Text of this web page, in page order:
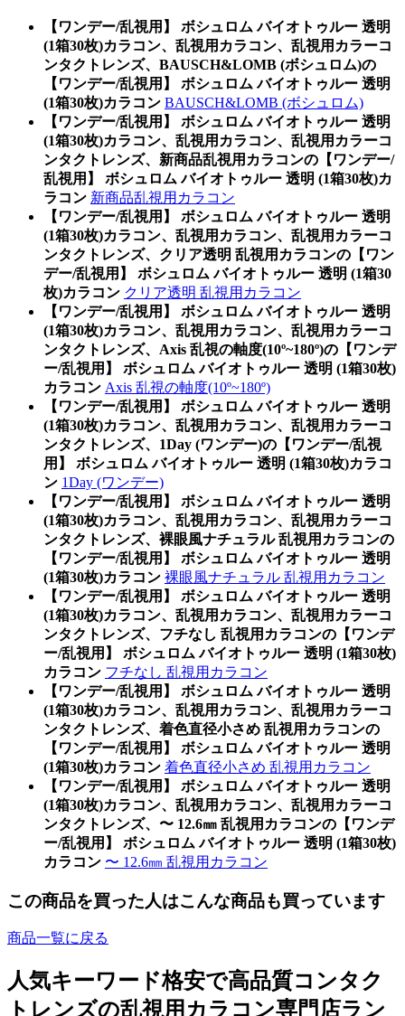
【ワンデー/乱視用】 ボシュロム バイオトゥルー 透明
(1箱30枚)カラコン、乱視用カラコン、乱視用カラーコ
ンタクトレンズ、BAUSCH&LOMB (ボシュロム)の
【ワンデー/乱視用】 ボシュロム バイオトゥルー 透明
(1箱30枚)カラコン BAUSCH&LOMB (ボシュロム)
【ワンデー/乱視用】 ボシュロム バイオトゥルー 透明
(1箱30枚)カラコン、乱視用カラコン、乱視用カラーコ
ンタクトレンズ、新商品乱視用カラコンの【ワンデー/
乱視用】 ボシュロム バイオトゥルー 透明 (1箱30枚)カ
ラコン 新商品乱視用カラコン
【ワンデー/乱視用】 ボシュロム バイオトゥルー 透明
(1箱30枚)カラコン、乱視用カラコン、乱視用カラーコ
ンタクトレンズ、クリア透明 乱視用カラコンの【ワン
デー/乱視用】 ボシュロム バイオトゥルー 透明 (1箱30
枚)カラコン クリア透明 乱視用カラコン
【ワンデー/乱視用】 ボシュロム バイオトゥルー 透明
(1箱30枚)カラコン、乱視用カラコン、乱視用カラーコ
ンタクトレンズ、Axis 乱視の軸度(10º~180º)の【ワンデ
ー/乱視用】 ボシュロム バイオトゥルー 透明 (1箱30枚)
カラコン Axis 乱視の軸度(10º~180º)
【ワンデー/乱視用】 ボシュロム バイオトゥルー 透明
(1箱30枚)カラコン、乱視用カラコン、乱視用カラーコ
ンタクトレンズ、1Day (ワンデー)の【ワンデー/乱視
用】 ボシュロム バイオトゥルー 透明 (1箱30枚)カラコ
ン 1Day (ワンデー)
【ワンデー/乱視用】 ボシュロム バイオトゥルー 透明
(1箱30枚)カラコン、乱視用カラコン、乱視用カラーコ
ンタクトレンズ、裸眼風ナチュラル 乱視用カラコンの
【ワンデー/乱視用】 ボシュロム バイオトゥルー 透明
(1箱30枚)カラコン 裸眼風ナチュラル 乱視用カラコン
【ワンデー/乱視用】 ボシュロム バイオトゥルー 透明
(1箱30枚)カラコン、乱視用カラコン、乱視用カラーコ
ンタクトレンズ、フチなし 乱視用カラコンの【ワンデ
ー/乱視用】 ボシュロム バイオトゥルー 透明 (1箱30枚)
カラコン フチなし 乱視用カラコン
【ワンデー/乱視用】 ボシュロム バイオトゥルー 透明
(1箱30枚)カラコン、乱視用カラコン、乱視用カラーコ
ンタクトレンズ、着色直径小さめ 乱視用カラコンの
【ワンデー/乱視用】 ボシュロム バイオトゥルー 透明
(1箱30枚)カラコン 着色直径小さめ 乱視用カラコン
【ワンデー/乱視用】 ボシュロム バイオトゥルー 透明
(1箱30枚)カラコン、乱視用カラコン、乱視用カラーコ
ンタクトレンズ、〜 12.6㎜ 乱視用カラコンの【ワンデ
ー/乱視用】 ボシュロム バイオトゥルー 透明 (1箱30枚)
カラコン 〜 12.6㎜ 乱視用カラコン
この商品を買った人はこんな商品も買っています
商品一覧に戻る
人気キーワード格安で高品質コンタク
トレンズの乱視用カラコン専門店ラン